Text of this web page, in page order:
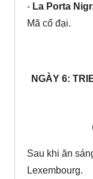
- La Porta
Mã cổ đại.
NGÀY 6:
Sau khi ăn
Lexembourg.